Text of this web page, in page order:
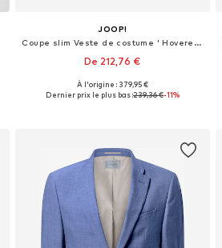
JOOP!
Coupe slim Veste de costume ' Hoverest '
De 212,76 €
Disponible en plusieurs tailles
À l'origine : 379,95 €
Dernier prix le plus bas :239,36 €-11%